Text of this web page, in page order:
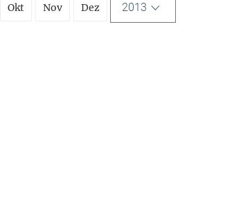
Okt Nov Dez 2013